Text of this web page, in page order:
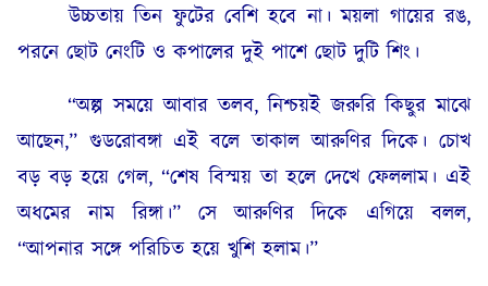
উচ্চতায় তিন ফুটের বেশি হবে না। ময়লা গায়ের রঙ,
পরনে ছোট নেংটি ও কপালের দুই পাশে ছোট দুটি শিং।
“অল্প সময়ে আবার তলব, নিশ্চয়ই জরুরি কিছুর মাঝে
আছেন,” গুডরোবঙ্গা এই বলে তাকাল আরুণির দিকে। চোখ
বড় বড় হয়ে গেল, “শেষ বিস্ময় তা হলে দেখে ফেললাম। এই
অধমের নাম রিঙ্গা।” সে আরুণির দিকে এগিয়ে বলল,
“আপনার সঙ্গে পরিচিত হয়ে খুশি হলাম।”